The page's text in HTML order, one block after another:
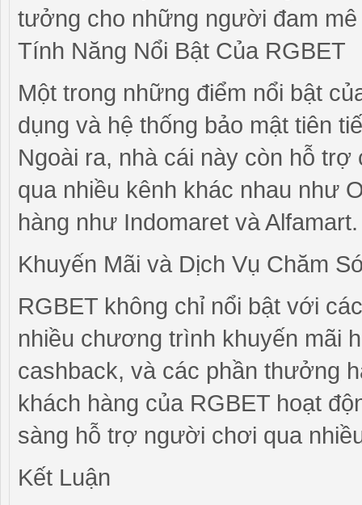
tưởng cho những người đam mê
Tính Năng Nổi Bật Của RGBET
Một trong những điểm nổi bật
dụng và hệ thống bảo mật tiên
Ngoài ra, nhà cái này còn hỗ
qua nhiều kênh khác nhau như
hàng như Indomaret và Alfamart.
Khuyến Mãi và Dịch Vụ Chăm
RGBET không chỉ nổi bật với
nhiều chương trình khuyến mãi
cashback, và các phần thưởng
khách hàng của RGBET hoạt
sàng hỗ trợ người chơi qua
Kết Luận